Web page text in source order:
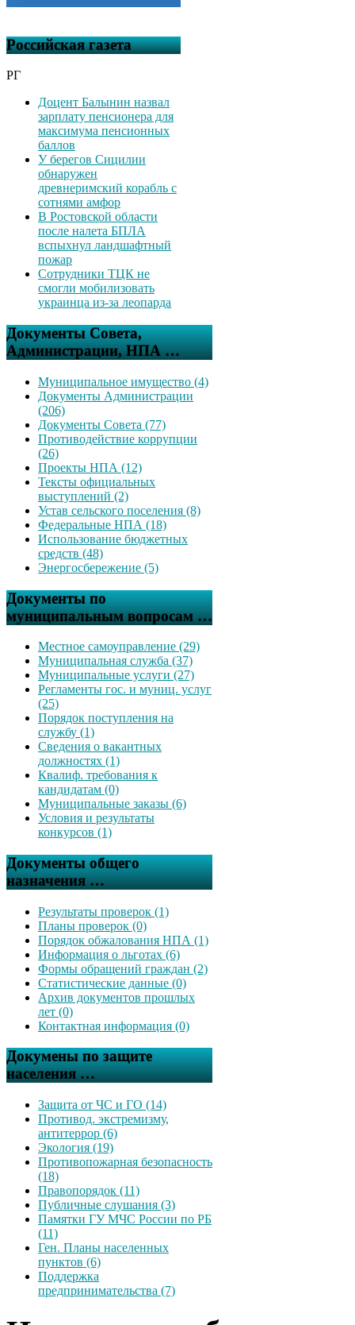
Российская газета
РГ
Доцент Балынин назвал
зарплату пенсионера для
максимума пенсионных
баллов
У берегов Сицилии
обнаружен
древнеримский корабль с
сотнями амфор
В Ростовской области
после налета БПЛА
вспыхнул ландшафтный
пожар
Сотрудники ТЦК не
смогли мобилизовать
украинца из-за леопарда
Документы Совета,
Администрации, НПА …
Муниципальное имущество (4)
Документы Администрации
(206)
Документы Совета (77)
Противодействие коррупции
(26)
Проекты НПА (12)
Тексты официальных
выступлений (2)
Устав сельского поселения (8)
Федеральные НПА (18)
Использование бюджетных
средств (48)
Энергосбережение (5)
Документы по
муниципальным вопросам …
Местное самоуправление (29)
Муниципальная служба (37)
Муниципальные услуги (27)
Регламенты гос. и муниц. услуг
(25)
Порядок поступления на
службу (1)
Сведения о вакантных
должностях (1)
Квалиф. требования к
кандидатам (0)
Муниципальные заказы (6)
Условия и результаты
конкурсов (1)
Документы общего
назначения …
Результаты проверок (1)
Планы проверок (0)
Порядок обжалования НПА (1)
Информация о льготах (6)
Формы обращений граждан (2)
Статистические данные (0)
Архив документов прошлых
лет (0)
Контактная информация (0)
Докумены по защите
населения …
Защита от ЧС и ГО (14)
Противод. экстремизму,
антитеррор (6)
Экология (19)
Противопожарная безопасность
(18)
Правопорядок (11)
Публичные слушания (3)
Памятки ГУ МЧС России по РБ
(11)
Ген. Планы населенных
пунктов (6)
Поддержка
предпринимательства (7)